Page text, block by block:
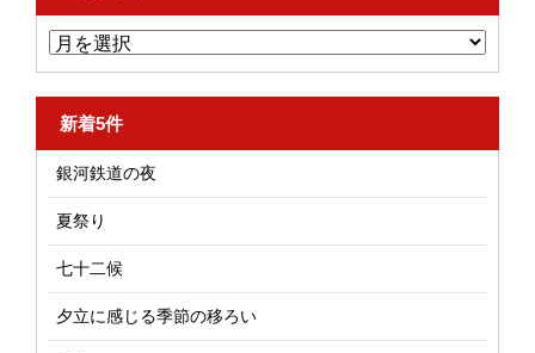
新着5件
銀河鉄道の夜
夏祭り
七十二候
夕立に感じる季節の移ろい